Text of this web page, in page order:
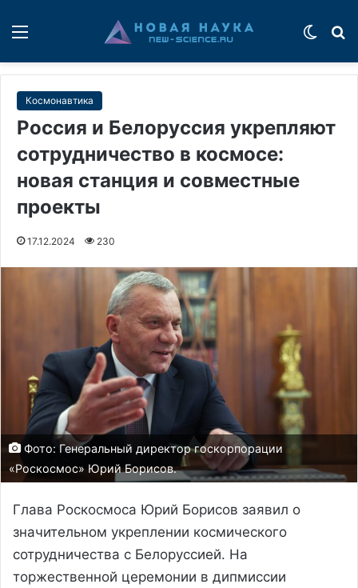
Космонавтика
Россия и Белоруссия укрепляют
сотрудничество в космосе:
новая станция и совместные
проекты
17.12.2024 230
Фото: Генеральный директор госкорпорации
«Роскосмос» Юрий Борисов.
Глава Роскосмоса Юрий Борисов заявил о
значительном укреплении космического
сотрудничества с Белоруссией. На
торжественной церемонии в дипмиссии